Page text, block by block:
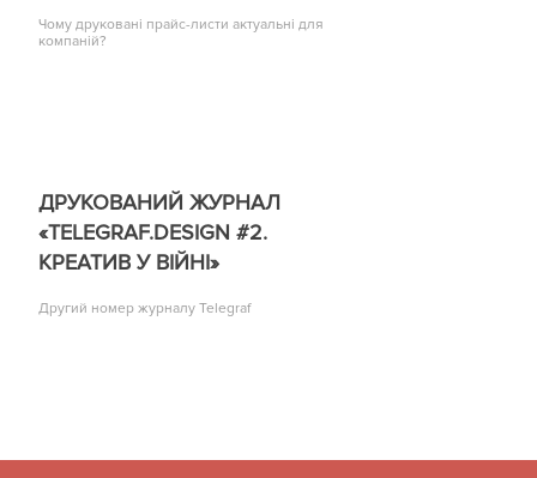
Чому друковані прайс-листи актуальні для
компаній?
ДРУКОВАНИЙ ЖУРНАЛ
«TELEGRAF.DESIGN #2.
КРЕАТИВ У ВІЙНІ»
Другий номер журналу Telegraf